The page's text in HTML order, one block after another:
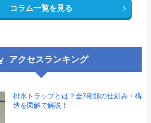
コラム一覧を見る
アクセスランキング
排水トラップとは？全7種類の仕組み・構
造を図解で解説！